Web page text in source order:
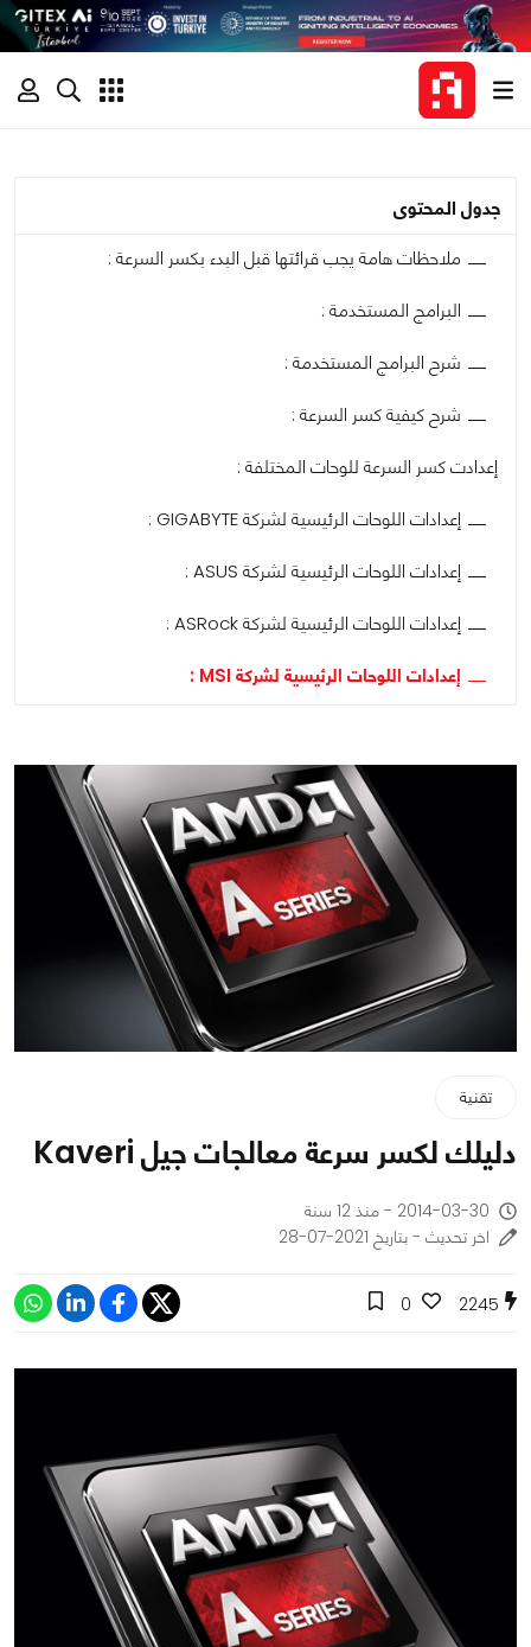
جدول المحتوى
ملاحظات هامة يجب قرائتها قبل البدء بكسر السرعة :
البرامج المستخدمة :
شرح البرامج المستخدمة :
شرح كيفية كسر السرعة :
إعدادت كسر السرعة للوحات المختلفة :
إعدادات اللوحات الرئيسية لشركة GIGABYTE :
إعدادات اللوحات الرئيسية لشركة ASUS :
إعدادات اللوحات الرئيسية لشركة ASRock :
إعدادات اللوحات الرئيسية لشركة MSI :
تقنية
دليلك لكسر سرعة معالجات جيل Kaveri
2014-03-30 - منذ 12 سنة
اخر تحديث - بتاريخ 2021-07-28
2245
0